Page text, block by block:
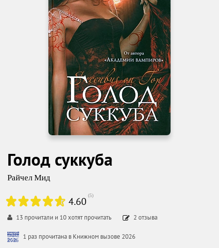
Голод суккуба
Райчел Мид
4.60 (5)
13 прочитали и 10хотят прочитать 2 отзыва
1 раз прочитана в Книжном вызове 2026